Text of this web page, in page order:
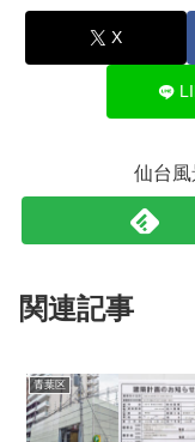
X
仙台
関連記事
青葉区